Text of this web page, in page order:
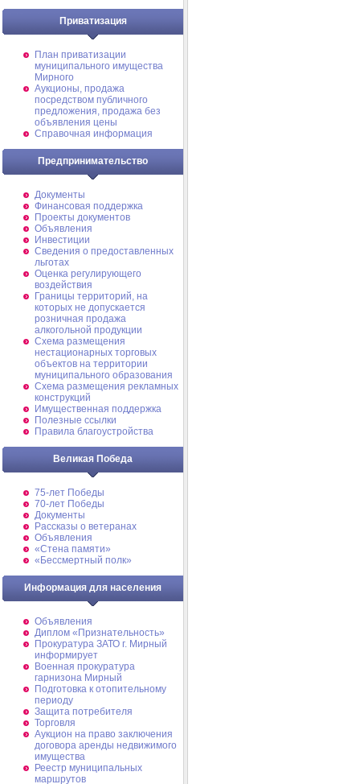
Приватизация
План приватизации
муниципального имущества
Мирного
Аукционы, продажа
посредством публичного
предложения, продажа без
объявления цены
Справочная информация
Предпринимательство
Документы
Финансовая поддержка
Проекты документов
Объявления
Инвестиции
Сведения о предоставленных
льготах
Оценка регулирующего
воздействия
Границы территорий, на
которых не допускается
розничная продажа
алкогольной продукции
Схема размещения
нестационарных торговых
объектов на территории
муниципального образования
Схема размещения рекламных
конструкций
Имущественная поддержка
Полезные ссылки
Правила благоустройства
Великая Победа
75-лет Победы
70-лет Победы
Документы
Рассказы о ветеранах
Объявления
«Стена памяти»
«Бессмертный полк»
Информация для населения
Объявления
Диплом «Признательность»
Прокуратура ЗАТО г. Мирный
информирует
Военная прокуратура
гарнизона Мирный
Подготовка к отопительному
периоду
Защита потребителя
Торговля
Аукцион на право заключения
договора аренды недвижимого
имущества
Реестр муниципальных
маршрутов